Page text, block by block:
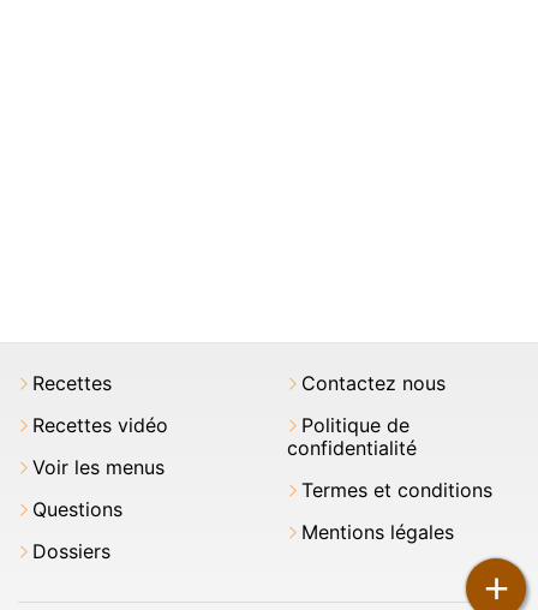
+
Recettes
Recettes vidéo
Voir les menus
Questions
Dossiers
Contactez nous
Politique de
confidentialité
Termes et conditions
Mentions légales